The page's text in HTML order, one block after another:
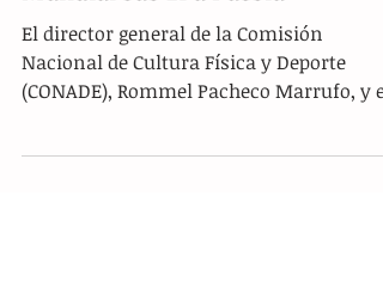
Mundial sub 21 a Puebla
El director general de la Comisión